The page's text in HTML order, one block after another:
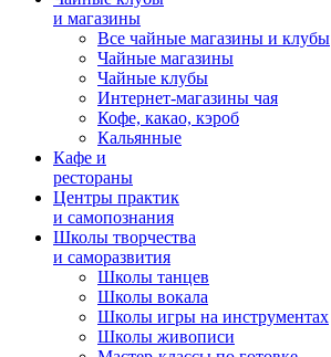
и магазины
Все чайные магазины и клубы
Чайные магазины
Чайные клубы
Интернет-магазины чая
Кофе, какао, кэроб
Кальянные
Кафе и
рестораны
Центры практик
и самопознания
Школы творчества
и саморазвития
Школы танцев
Школы вокала
Школы игры на инструментах
Школы живописи